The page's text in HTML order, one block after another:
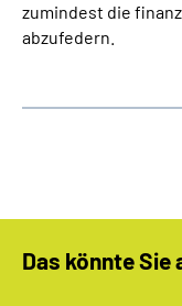
zumindest die
abzufedern.
Das könnte